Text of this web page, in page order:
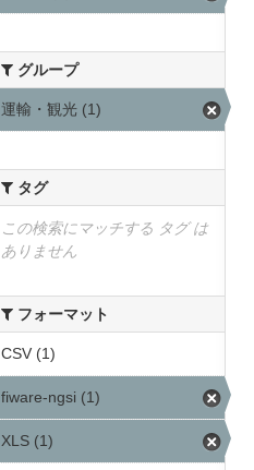
グループ
運輸・観光 (1)
タグ
この検索にマッチする タグ は
ありません
フォーマット
CSV (1)
fiware-ngsi (1)
XLS (1)